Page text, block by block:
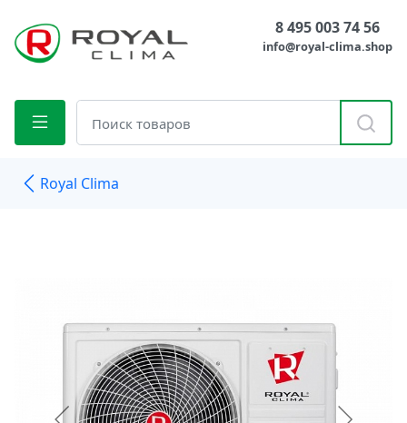
8 495 003 74 56
info@royal-clima.shop
Royal Clima